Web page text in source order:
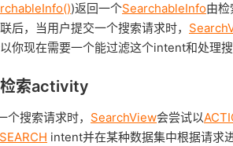
)返回一个SearchableInfo由
后，当用户提交一个搜索请求时，
你现在需要一个能过滤这个intent和处理
索activity
个搜索请求时， SearchView会尝试以
intent并在某种数据集中根据请求